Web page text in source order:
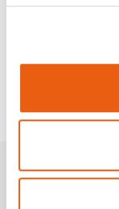
Bądź na bieżąco z